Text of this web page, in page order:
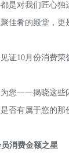
是对我们匠心独
佳肴的殿堂，更
证10月份消费荣
您一一揭晓这些
否有属于您的那
消费金额之星